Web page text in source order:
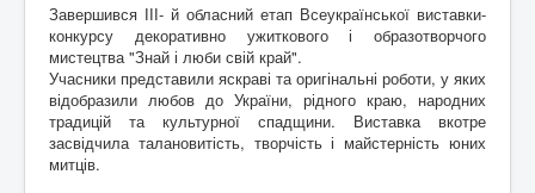
Завершився ІІІ- й обласний етап Всеукраїнської виставки-
конкурсу декоративно ужиткового і образотворчого
мистецтва "Знай і люби свій край".
Учасники представили яскраві та оригінальні роботи, у яких
відобразили любов до України, рідного краю, народних
традицій та культурної спадщини. Виставка вкотре
засвідчила талановитість, творчість і майстерність юних
митців.